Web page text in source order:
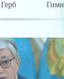
Герб Гимн